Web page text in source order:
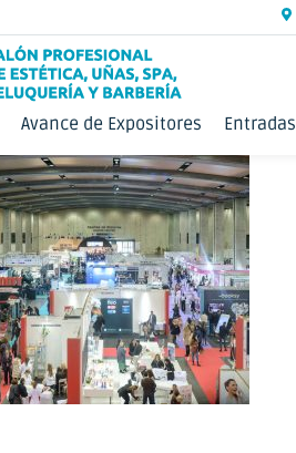
Avance de Expositores Entradas